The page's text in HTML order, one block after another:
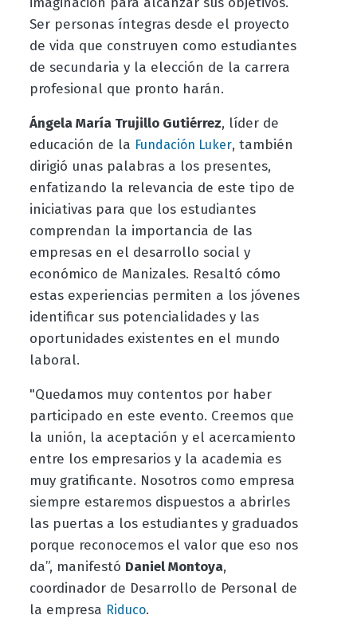
Ser personas íntegras desde el proyecto
de vida que construyen como estudiantes
de secundaria y la elección de la carrera
profesional que pronto harán.
Ángela María Trujillo Gutiérrez, líder de
educación de la Fundación Luker, también
dirigió unas palabras a los presentes,
enfatizando la relevancia de este tipo de
iniciativas para que los estudiantes
comprendan la importancia de las
empresas en el desarrollo social y
económico de Manizales. Resaltó cómo
estas experiencias permiten a los jóvenes
identificar sus potencialidades y las
oportunidades existentes en el mundo
laboral.
"Quedamos muy contentos por haber
participado en este evento. Creemos que
la unión, la aceptación y el acercamiento
entre los empresarios y la academia es
muy gratificante. Nosotros como empresa
siempre estaremos dispuestos a abrirles
las puertas a los estudiantes y graduados
porque reconocemos el valor que eso nos
da”, manifestó Daniel Montoya,
coordinador de Desarrollo de Personal de
la empresa Riduco.